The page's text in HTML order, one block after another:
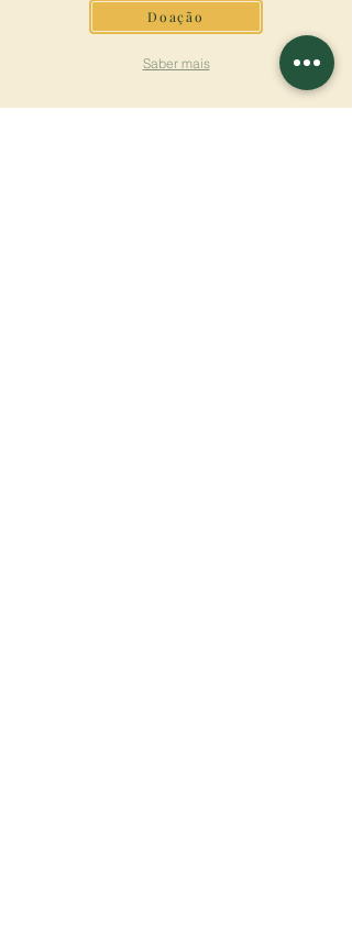
Doação
Saber mais